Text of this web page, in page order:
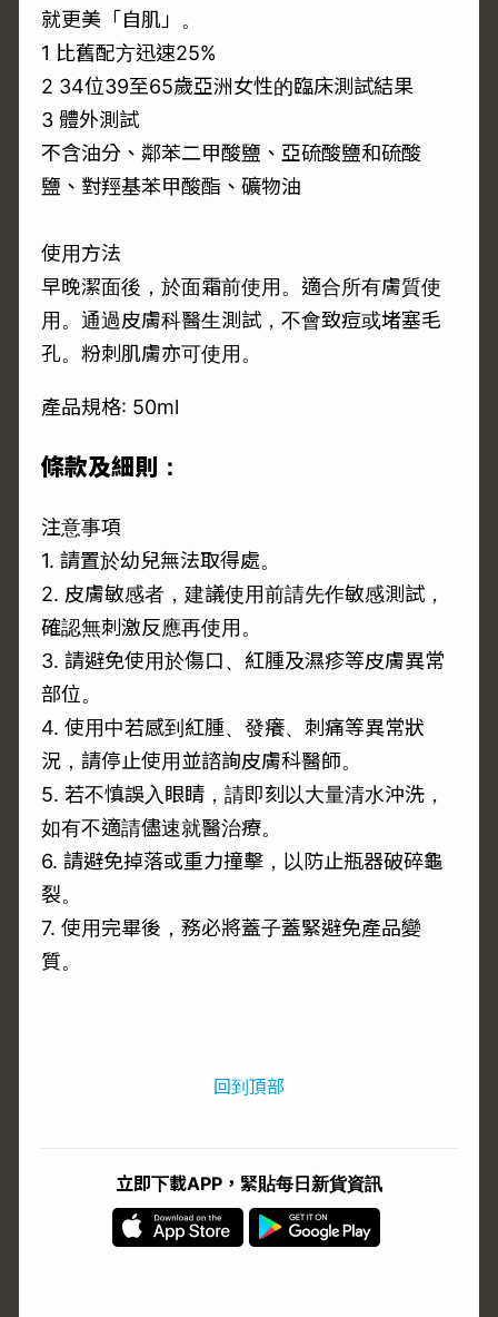
就更美「自肌」。
1 比舊配方迅速25%
2 34位39至65歲亞洲女性的臨床測試結果
3 體外測試
不含油分、鄰苯二甲酸鹽、亞硫酸鹽和硫酸
鹽、對羥基苯甲酸酯、礦物油
使用方法
早晚潔面後，於面霜前使用。適合所有膚質使
用。通過皮膚科醫生測試，不會致痘或堵塞毛
孔。粉刺肌膚亦可使用。
產品規格: 50ml
條款及細則：
注意事項
1. 請置於幼兒無法取得處。
2. 皮膚敏感者，建議使用前請先作敏感測試，
確認無刺激反應再使用。
3. 請避免使用於傷口、紅腫及濕疹等皮膚異常
部位。
4. 使用中若感到紅腫、發癢、刺痛等異常狀
況，請停止使用並諮詢皮膚科醫師。
5. 若不慎誤入眼睛，請即刻以大量清水沖洗，
如有不適請儘速就醫治療。
6. 請避免掉落或重力撞擊，以防止瓶器破碎龜
裂。
7. 使用完畢後，務必將蓋子蓋緊避免產品變
質。
回到頂部
立即下載APP，緊貼每日新貨資訊